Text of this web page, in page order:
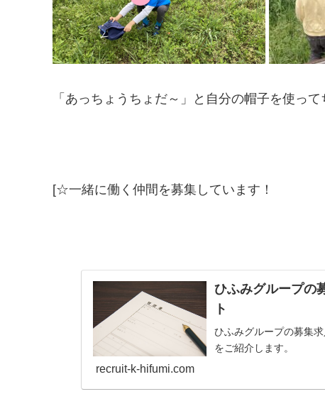
「あっちょうちょだ～」と自分の帽子を使っ
[☆一緒に働く仲間を募集しています！
ひふみグループの
ト
ひふみグループの募集
をご紹介します。
recruit-k-hifumi.com